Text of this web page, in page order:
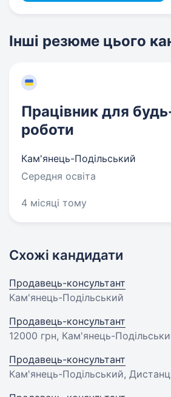
Інші резюме цього
Працівник для
роботи
Кам'янець-Подільський
Середня освіта
4 місяці тому
Схожі кандидати
Продавець-консультант
Кам'янець-Подільський
Продавець-консультант
12000 грн, Кам'янець-
Продавець-консультант
Кам'янець-Подільський,